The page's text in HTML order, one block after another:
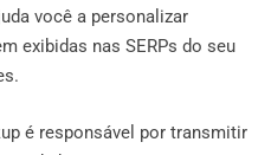
você a personalizar
exibidas nas SERPs do seu
é responsável por transmitir